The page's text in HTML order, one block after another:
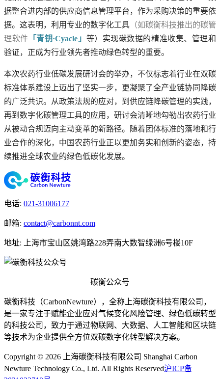
据整合进内部的供应商信息管理平台，作为采购决策的重要依
据。这表明，利用专业的数字化工具 （如碳衡科技推出的碳管
理软件 「青钥·Cyacle」 等）实现碳数据的精准收集、管理和
验证，正成为行业领先者推动绿色转型的重要。
本次农药行业低碳发展研讨会的举办，不仅标志着行业在双碳
标准体系建设上迈出了坚实一步，更凝聚了全产业链协同降碳
的广泛共识。从政策法规的应对，到供应链降碳管理的实践，
再到数字化碳管理工具的应用，研讨会清晰地勾勒出农药行业
从被动合规迈向主动变革的新路径。随着团体标准的落地和行
业合作的深化，中国农药行业正以更加务实和创新的姿态，持
续推进全球农业的绿色低碳化发展。
电话: 021-31006177
邮箱: contact@carbonnt.com
地址: 上海市宝山区姚湾路228弄南大数智绿洲6号楼10F
碳衡公众号
碳衡科技（CarbonNewture），全称上海碳衡科技有限公司，
是一家专注于赋能企业应对气候变化风险管理、绿色低碳转型
的科技公司，致力于通过物联网、大数据、人工智能和区块链
等技术为企业提供全方位双碳数字化转型解决方案。
Copyright © 2026 上海碳衡科技有限公司 Shanghai Carbon
Newture Technology Co., Ltd. All Rights Reserved沪ICP备